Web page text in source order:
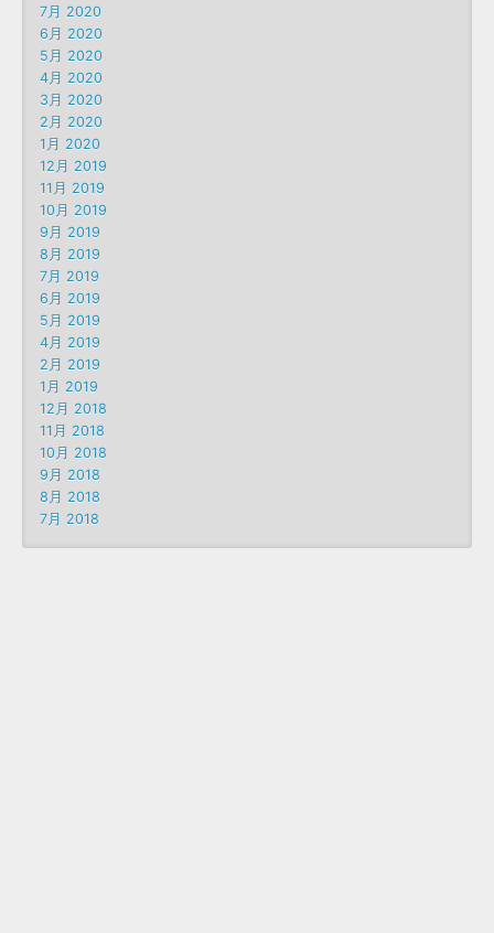
7月 2020
6月 2020
5月 2020
4月 2020
3月 2020
2月 2020
1月 2020
12月 2019
11月 2019
10月 2019
9月 2019
8月 2019
7月 2019
6月 2019
5月 2019
4月 2019
2月 2019
1月 2019
12月 2018
11月 2018
10月 2018
9月 2018
8月 2018
7月 2018